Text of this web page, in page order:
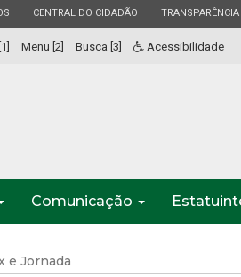
ESTADO
CENTRAL DO CIDADÃO ESTADO
TRANSPARÊNCIA
Menu [2] Busca [3] Acessibilidade
Comunicação
e Jornada